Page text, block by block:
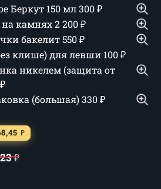
Беркут 150 мл300₽
на камнях2 200₽
бакелит550₽
клише) для левши 100₽
никелем (защита от
₽
(большая)330₽
₽
₽